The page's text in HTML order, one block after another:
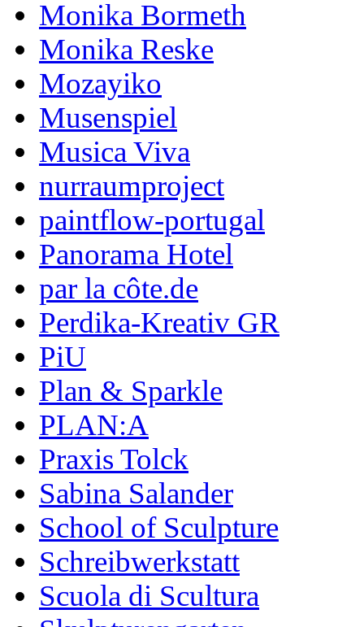
Monika Bormeth
Monika Reske
Mozayiko
Musenspiel
Musica Viva
nurraumproject
paintflow-portugal
Panorama Hotel
par la côte.de
Perdika-Kreativ GR
PiU
Plan & Sparkle
PLAN:A
Praxis Tolck
Sabina Salander
School of Sculpture
Schreibwerkstatt
Scuola di Scultura